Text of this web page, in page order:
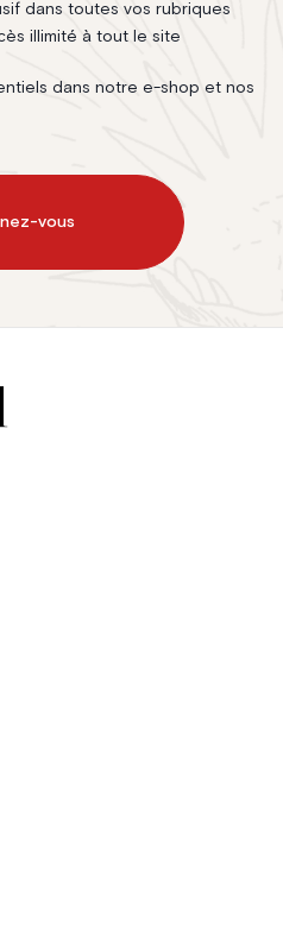
dans toutes vos rubriques
illimité à tout le site
dans notre e-shop et nos
vous